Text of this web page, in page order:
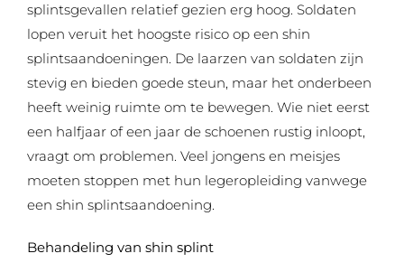
splintsgevallen relatief gezien erg hoog. Soldaten
lopen veruit het hoogste risico op een shin
splintsaandoeningen. De laarzen van soldaten zijn
stevig en bieden goede steun, maar het onderbeen
heeft weinig ruimte om te bewegen. Wie niet eerst
een halfjaar of een jaar de schoenen rustig inloopt,
vraagt om problemen. Veel jongens en meisjes
moeten stoppen met hun legeropleiding vanwege
een shin splintsaandoening.
Behandeling van shin splint